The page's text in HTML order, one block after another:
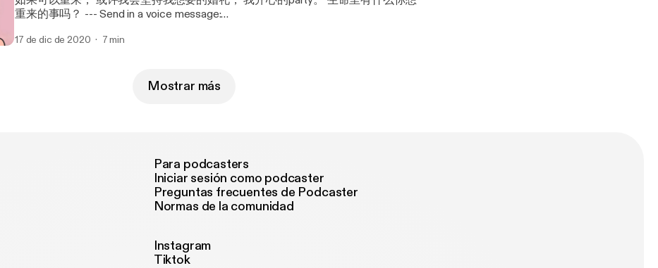
重来的事吗？ --- Send in a voice message:
17 de dic de 2020 7 min
Mostrar más
Para podcasters
Iniciar sesión como podcaster
Preguntas frecuentes de Podcaster
Normas de la comunidad
Instagram
Tiktok